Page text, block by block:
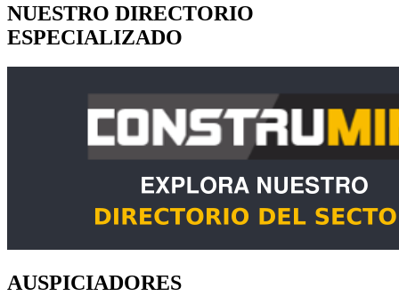
NUESTRO DIRECTORIO
ESPECIALIZADO
AUSPICIADORES